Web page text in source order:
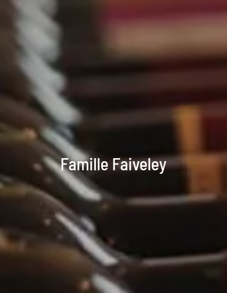
Famille Faiveley